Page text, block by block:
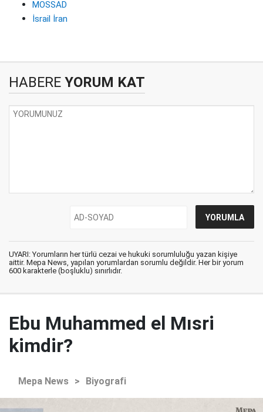
MOSSAD
İsrail İran
HABERE YORUM KAT
UYARI: Yorumların her türlü cezai ve hukuki sorumluluğu yazan kişiye
aittir. Mepa News, yapılan yorumlardan sorumlu değildir. Her bir yorum
600 karakterle (boşluklu) sınırlıdır.
Ebu Muhammed el Mısri
kimdir?
Mepa News > Biyografi